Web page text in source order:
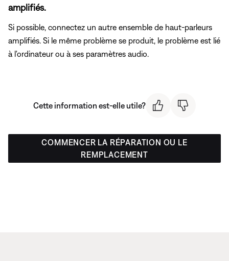
amplifiés.
Si possible, connectez un autre ensemble de haut-parleurs
amplifiés. Si le même problème se produit, le problème est lié
à l'ordinateur ou à ses paramètres audio.
Cette information est-elle utile?
COMMENCER LA RÉPARATION OU LE
REMPLACEMENT